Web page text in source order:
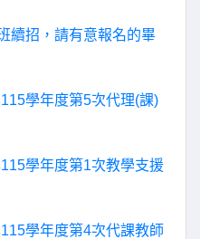
續招，請有意報名的畢
學年度第5次代理(課)
學年度第1次教學支援
學年度第4次代課教師